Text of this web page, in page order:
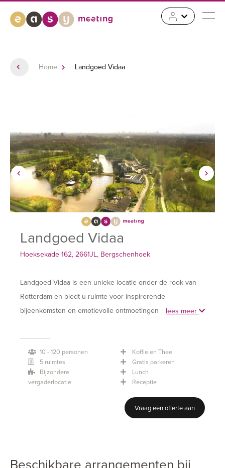
Home Landgoed Vidaa
Landgoed Vidaa
Hoeksekade 162, 2661JL, Bergschenhoek
Landgoed Vidaa is een unieke locatie onder de rook van
Rotterdam en biedt u ruimte voor inspirerende
bijeenkomsten en emotievolle ontmoetingen. Vidaa heeft
jullie verblijf op Vidaa te geven.
Dit gevoel geven we door gebruik te maken van vijf
elementen: natuur, kunst, gamification, mindfulness en
verwondering toe aan uw verblij
lees meer
10 - 120 personen
5 ruimtes
Bijzondere
vergaderlocatie
Koffie en Thee
Gratis parkeren
Lunch
Receptie
Vraag een offerte aan
Beschikbare arrangementen bij